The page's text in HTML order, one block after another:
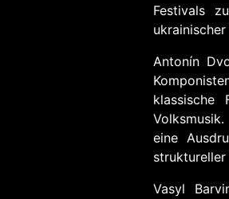
Festivals
Antonín
klassische
eine
struktureller
Vasyl